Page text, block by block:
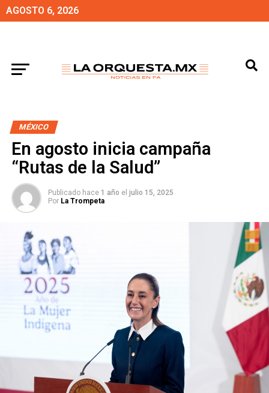
AGOSTO 6, 2026
MÉXICO
En agosto inicia campaña
“Rutas de la Salud”
Publicado hace 1 año el julio 15, 2025
Por La Trompeta